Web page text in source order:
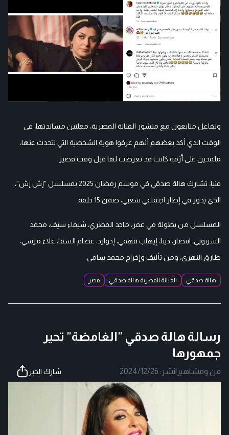
وتفاعل متابعون مع منشور الفنانة المصرية، معلنين مساندتها، في
الوقت الذي أكد بعضهم أنهم عرفوا هوية الشخصية التي تتحدث عنها،
ملمحين على أزمة كانت قد تعرضت لها قبل وقت قصير.
فنيا، تشارك هالة صدقي في موسم رمضان 2025 بمسلسل "إش إش"،
الذي يدور في إطار اجتماعي شعبي، ضمن 15 حلقة.
المسلسل من بطولة مي عمر، ماجد المصري، شيماء سيف، محمد
الشرنوبي، انتصار، دينا، إيهاب فهمي، إدوارد، عصام السقا، علاء مرسي،
طارق النهري، ومن تأليف وإخراج محمد سامي.
هالة صدقي الفنانة المصرية هالة صدقي مصر
رسالة هالة صدقي "الغامضة" تحير
جمهورها
فن ومشاهير |نشر: 2024/12/26 شارك الخبر